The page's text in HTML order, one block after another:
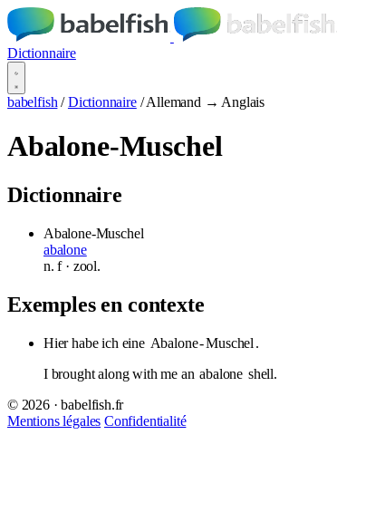
Dictionnaire
babelfish / Dictionnaire / Allemand → Anglais
Abalone-Muschel
Dictionnaire
Abalone-Muschel
abalone
n.f· zool.
Exemples en contexte
Hier habe ich eine Abalone-Muschel .
I brought along with me an abalone shell.
© 2026 · babelfish.fr
Mentions légales Confidentialité